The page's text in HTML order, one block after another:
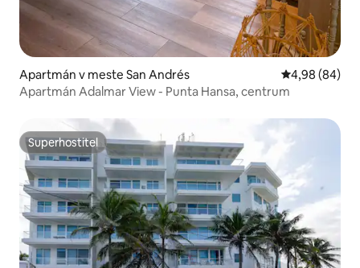
Apartmán v meste San Andrés Priemerné
4,98 (84)
Apartmán Adalmar View - Punta Hansa, centrum
Superhostiteľ
Superhostiteľ